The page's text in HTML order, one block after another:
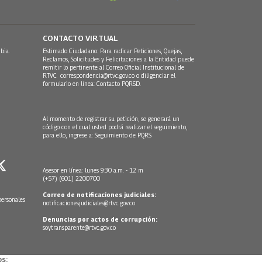
CONTACTO VIRTUAL
Estimado Ciudadano: Para radicar Peticiones, Quejas,
Reclamos, Solicitudes y Felicitaciones a la Entidad puede
remitir lo pertinente al Correo Oficial Institucional de
RTVC correspondencia@rtvc.gov.co o diligenciar el
formulario en línea: Contacto PQRSD.
Al momento de registrar su petición, se generará un
código con el cual usted podrá realizar el seguimiento,
para ello, ingrese a: Seguimiento de PQRS
Asesor en línea: lunes 9:30 a.m. - 12 m
(+57) (601) 2200700
Correo de notificaciones judiciales:
notificacionesjudiciales@rtvc.gov.co
Denuncias por actos de corrupción:
soytransparente@rtvc.gov.co